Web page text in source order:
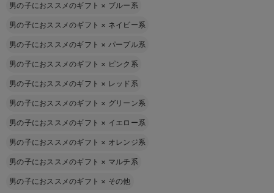
男の子におススメのギフト × ブルー系
男の子におススメのギフト × ネイビー系
男の子におススメのギフト × パープル系
男の子におススメのギフト × ピンク系
男の子におススメのギフト × レッド系
男の子におススメのギフト × グリーン系
男の子におススメのギフト × イエロー系
男の子におススメのギフト × オレンジ系
男の子におススメのギフト × マルチ系
男の子におススメのギフト × その他